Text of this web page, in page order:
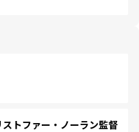
トファー・ノーラン監督